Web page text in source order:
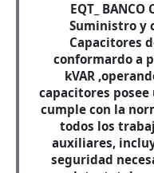
EQT_ BANCO
Suministro y
Capacitores
conformardo a
kVAR
capacitores
cumple con la
todos los
auxiliares,
seguridad